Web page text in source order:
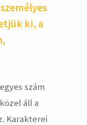
ki, a
szám
áll a
Karakterei